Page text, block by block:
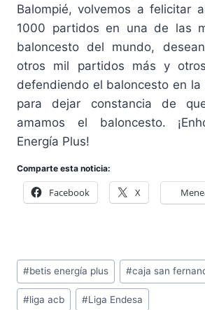
Balompié, volvemos a felicitar
1000 partidos en una de las
baloncesto del mundo,
otros mil partidos más y
defendiendo el baloncesto en
para dejar constancia de
amamos el baloncesto.
Energía Plus!
Comparte esta noticia:
Facebook X
Etiquetas
de
la
#betis energía plus #caja san
#liga acb #Liga Endesa